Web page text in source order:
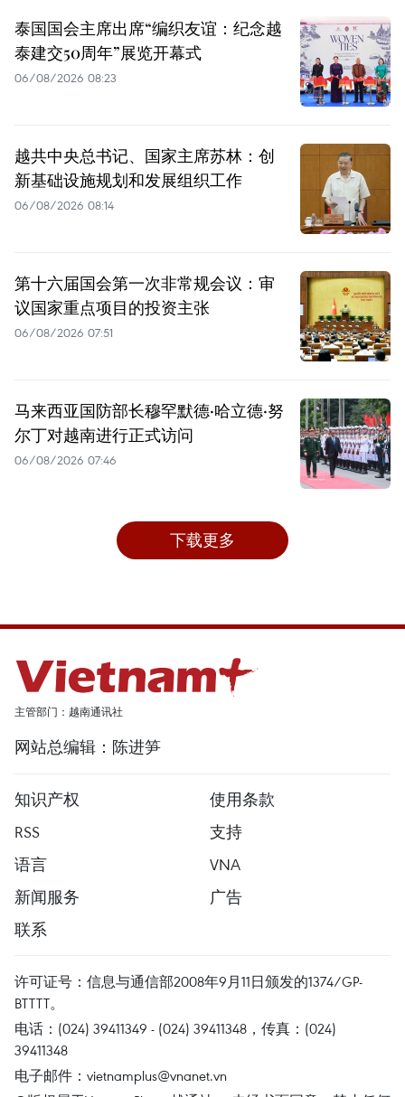
泰国国会主席出席“编织友谊：纪念越
泰建交50周年”展览开幕式
06/08/2026 08:23
越共中央总书记、国家主席苏林：创
新基础设施规划和发展组织工作
06/08/2026 08:14
第十六届国会第一次非常规会议：审
议国家重点项目的投资主张
06/08/2026 07:51
马来西亚国防部长穆罕默德·哈立德·努
尔丁对越南进行正式访问
06/08/2026 07:46
下载更多
主管部门：越南通讯社
网站总编辑：陈进笋
知识产权
使用条款
RSS
支持
语言
VNA
新闻服务
广告
联系
许可证号：信息与通信部2008年9月11日颁发的1374/GP-
BTTTT。
电话：(024) 39411349 - (024) 39411348，传真：(024)
39411348
电子邮件： vietnamplus@vnanet.vn